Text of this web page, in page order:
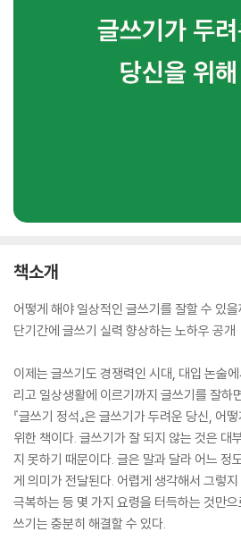
책소개
어떻게 해야 일상적인 글쓰기를 잘할 수 있
단기간에 글쓰기 실력 향상하는 노하우 공개
이제는 글쓰기도 경쟁력인 시대, 대입 논술
리고 일상생활에 이르기까지 글쓰기를 잘하
『글쓰기 정석』은 글쓰기가 두려운 당신, 어
위한 책이다. 글쓰기가 잘 되지 않는 것은 대
지 못하기 때문이다. 글은 말과 달라 어느 정
게 의미가 전달된다. 어렵게 생각해서 그렇
극복하는 등 몇 가지 요령을 터득하는 것만
쓰기는 충분히 해결할 수 있다.